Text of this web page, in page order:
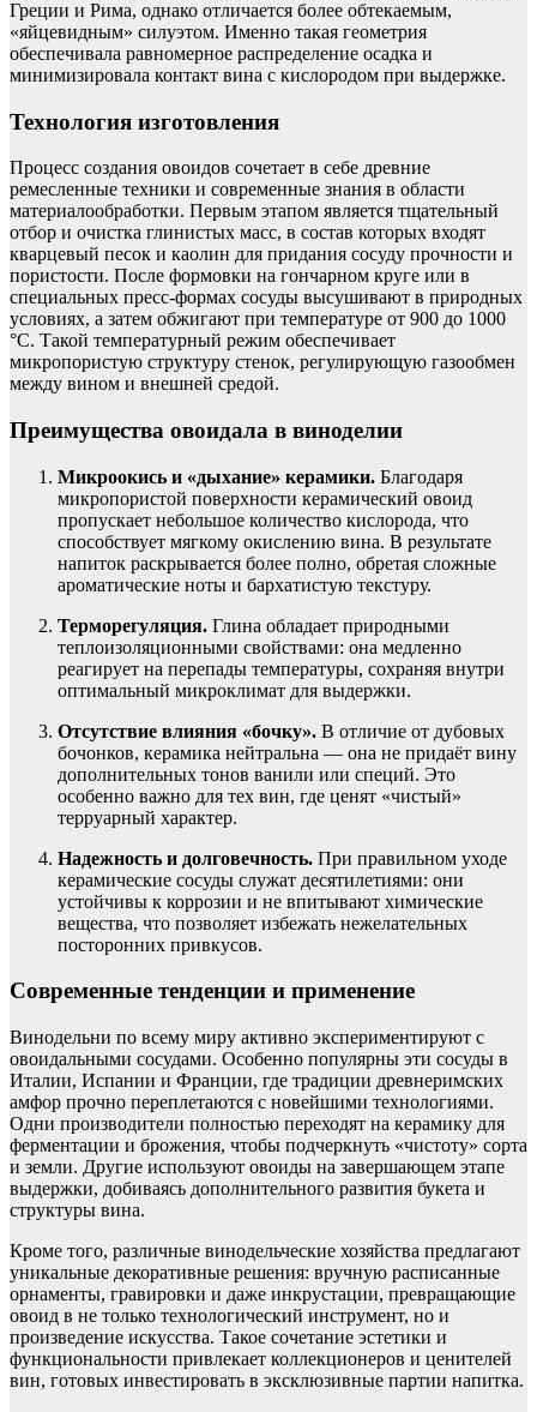
Греции и Рима, однако отличается более обтекаемым,
«яйцевидным» силуэтом. Именно такая геометрия
обеспечивала равномерное распределение осадка и
минимизировала контакт вина с кислородом при выдержке.
Технология изготовления
Процесс создания овоидов сочетает в себе древние
ремесленные техники и современные знания в области
материалообработки. Первым этапом является тщательный
отбор и очистка глинистых масс, в состав которых входят
кварцевый песок и каолин для придания сосуду прочности и
пористости. После формовки на гончарном круге или в
специальных пресс-формах сосуды высушивают в природных
условиях, а затем обжигают при температуре от 900 до 1000
°C. Такой температурный режим обеспечивает
микропористую структуру стенок, регулирующую газообмен
между вином и внешней средой.
Преимущества овоидала в виноделии
Микроокись и «дыхание» керамики. Благодаря
микропористой поверхности керамический овоид
пропускает небольшое количество кислорода, что
способствует мягкому окислению вина. В результате
напиток раскрывается более полно, обретая сложные
ароматические ноты и бархатистую текстуру.
Терморегуляция. Глина обладает природными
теплоизоляционными свойствами: она медленно
реагирует на перепады температуры, сохраняя внутри
оптимальный микроклимат для выдержки.
Отсутствие влияния «бочку». В отличие от дубовых
бочонков, керамика нейтральна — она не придаёт вину
дополнительных тонов ванили или специй. Это
особенно важно для тех вин, где ценят «чистый»
терруарный характер.
Надежность и долговечность. При правильном уходе
керамические сосуды служат десятилетиями: они
устойчивы к коррозии и не впитывают химические
вещества, что позволяет избежать нежелательных
посторонних привкусов.
Современные тенденции и применение
Винодельни по всему миру активно экспериментируют с
овоидальными сосудами. Особенно популярны эти сосуды в
Италии, Испании и Франции, где традиции древнеримских
амфор прочно переплетаются с новейшими технологиями.
Одни производители полностью переходят на керамику для
ферментации и брожения, чтобы подчеркнуть «чистоту» сорта
и земли. Другие используют овоиды на завершающем этапе
выдержки, добиваясь дополнительного развития букета и
структуры вина.
Кроме того, различные винодельческие хозяйства предлагают
уникальные декоративные решения: вручную расписанные
орнаменты, гравировки и даже инкрустации, превращающие
овоид в не только технологический инструмент, но и
произведение искусства. Такое сочетание эстетики и
функциональности привлекает коллекционеров и ценителей
вин, готовых инвестировать в эксклюзивные партии напитка.